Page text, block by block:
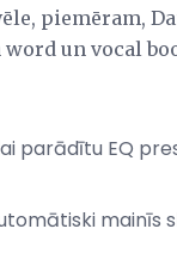
piemēram,
un vocal
parādītu EQ
mainīs